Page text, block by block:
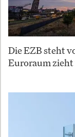
Die EZB steht
Euroraum zieht